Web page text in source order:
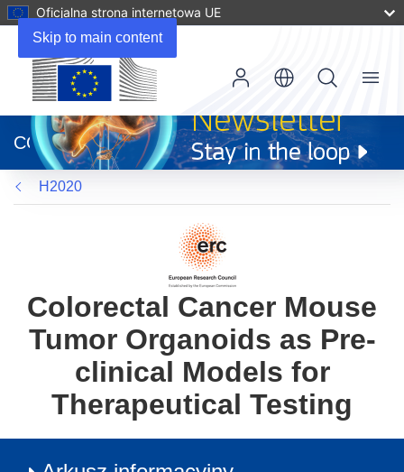
Skip to main content
Oficjalna strona internetowa UE
otworzy
się
w
nowym
oknie)
CORDIS
Menu
H2020
Colorectal Cancer Mouse
Tumor Organoids as Pre-
clinical Models for
Therapeutical Testing